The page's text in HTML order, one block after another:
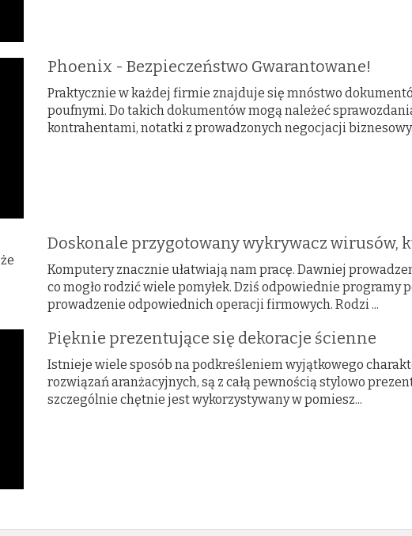
Phoenix - Bezpieczeństwo Gwarantowane!
Praktycznie w każdej firmie znajduje się mnóstwo
poufnymi. Do takich dokumentów mogą należeć
kontrahentami, notatki z prowadzonych negocjacji
Doskonale przygotowany wykrywacz wirusów,
Komputery znacznie ułatwiają nam pracę. Dawniej
co mogło rodzić wiele pomyłek. Dziś odpowiednie programy
prowadzenie odpowiednich operacji firmowych. Rodzi ...
Pięknie prezentujące się dekoracje ścienne
Istnieje wiele sposób na podkreśleniem wyjątkowego
rozwiązań aranżacyjnych, są z całą pewnością stylowo
szczególnie chętnie jest wykorzystywany w pomiesz...